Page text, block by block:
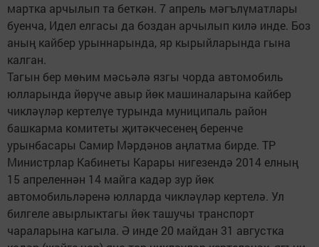
мартка арчылып та беткән. 7 апрель мәгъ­лүматлары
буенча, Идел елгасы да боз­дан арчылып килә инде. Боз
аның кайбер урыннарында, яр кырыйларында гына
калган.
Тагын бер мөһим мәсьәлә язгы чорда автомобиль
юлларында йөрүче авыр йөк машиналарына кайбер
чикләүләр кертелүе турында муниципаль район
башкарма комитеты җитәкчесенең беренче
урынбасары Самир Мәрдәнов аңлатма бирде. ТР
Министрлар Кабинеты Карары нигезендә 2014 елның
15 апреленнән 14 майга кадәр зур йөк
автомобильләренә юлларда чикләүләр кертелә. Ул
билгеле авырлыктагы йөк ташучы транспорт
чараларына кагыла. Ә инде 20 майдан 31 августка